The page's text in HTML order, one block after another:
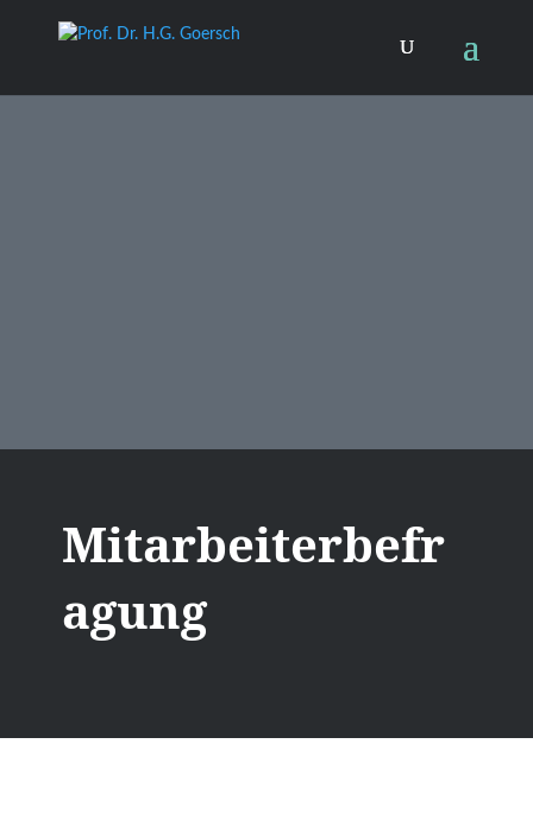
Mitarbeiterbefr
agung